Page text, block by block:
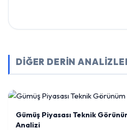
DİĞER DERİN
Gümüş Piyasası Teknik
Analizi